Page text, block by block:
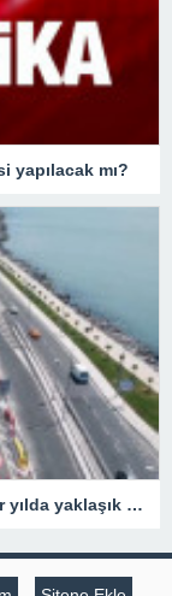
yapılacak mı?
Motosikletlilerin tercihi Avrasya Tüneli! Bir yılda yaklaşık 385 bin motosiklet geçti